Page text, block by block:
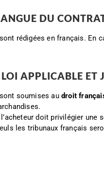
DU
rédigées en français. En
APPLICABLE ET
soumises au droit
doit privilégier
les tribunaux français